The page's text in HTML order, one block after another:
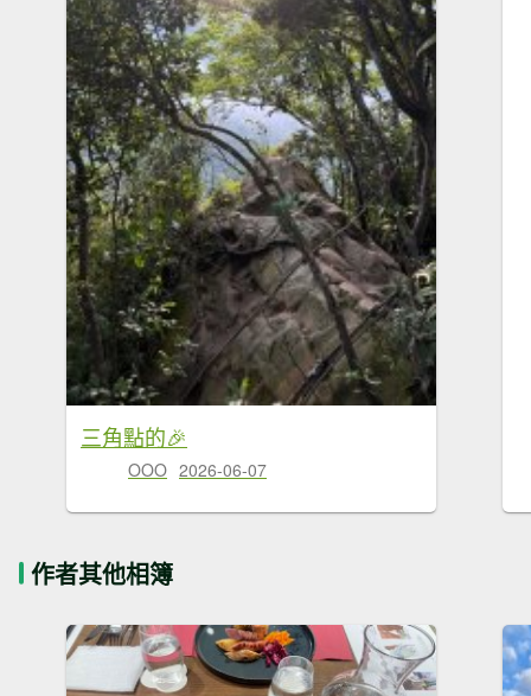
三角點的🎉
OOO 2026-06-07
作者其他相簿